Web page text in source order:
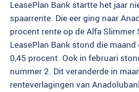
LeasePlan Bank startte het jaar
spaarrente. Die eer ging naar
procent rente op de Alfa Slimmer
LeasePlan Bank stond die
0,45 procent. Ook in februari
nummer 2. Dit veranderde in
renteverlagingen van